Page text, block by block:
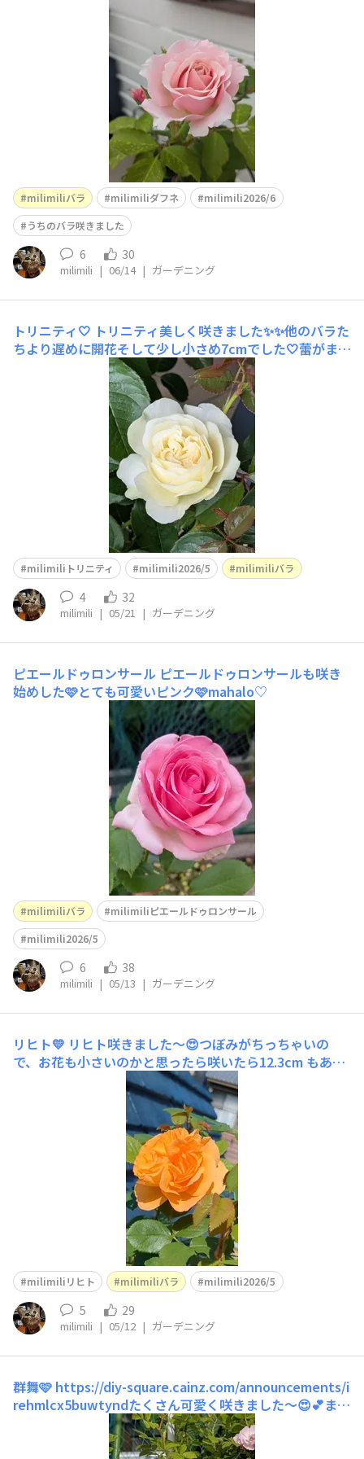
ていました。なんて美しい蕾😍か、可愛すぎる💕💕💕こ
の房だけ咲かせさせて下さいね🙏後は来年までお花待ちま
すので🤗mahalo♡
milimiliバラ milimiliダフネ
milimili2026/6
うちのバラ咲きました
6 30
milimili | 06/14 | ガーデニング
トリニティ🤍 トリニティ美しく咲きました✨✨他のバラた
ちより遅めに開花そして少し小さめ7cmでした🤍蕾がまだ
あるのでこれからも楽しみです🤗🎶mahalo♡
milimiliトリニティ milimili2026/5 milimiliバラ
4 32
milimili | 05/21 | ガーデニング
ピエールドゥロンサール ピエールドゥロンサールも咲き
始めした🩷とても可愛いピンク🩷mahalo♡
milimiliバラ
milimiliピエールドゥロンサール
milimili2026/5
6 38
milimili | 05/13 | ガーデニング
リヒト💛 リヒト咲きました〜😍つぼみがちっちゃいの
で、お花も小さいのかと思ったら咲いたら12.3cm もあり
ます🤗この小さな蕾の中に秘めた美しさ✨✨うっとりして
しまいます😍色も可愛くてオレンジっぽい黄色🧡💛青空
に映えます😍mahalo♡
milimiliリヒト milimiliバラ milimili2026/5
5 29
milimili | 05/12 | ガーデニング
群舞🩷 ​https://diy-square.cainz.com/announcements/i
rehmlcx5buwtyndたくさん可愛く咲きました〜😍💕まだ
まだ咲きそうです🩷🩷🩷mahalo♡